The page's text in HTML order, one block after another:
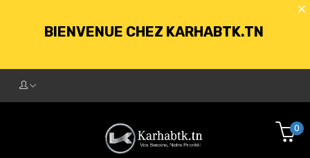
BIENVENUE CHEZ KARHABTK.TN
0